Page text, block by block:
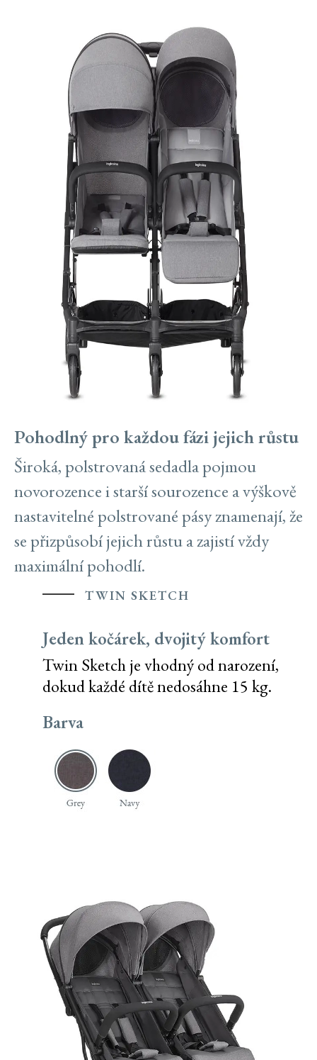
Pohodlný pro každou fázi jejich růstu
Široká, polstrovaná sedadla pojmou
novorozence i starší sourozence a výškově
nastavitelné polstrované pásy znamenají, že
se přizpůsobí jejich růstu a zajistí vždy
maximální pohodlí.
TWIN SKETCH
Jeden kočárek, dvojitý komfort
Twin Sketch je vhodný od narození,
dokud každé dítě nedosáhne 15 kg.
Barva